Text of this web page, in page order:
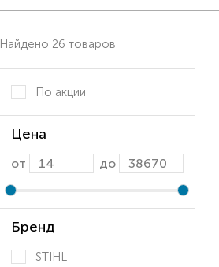
Найдено 26 товаров
По акции
Цена
от до
Бренд
STIHL